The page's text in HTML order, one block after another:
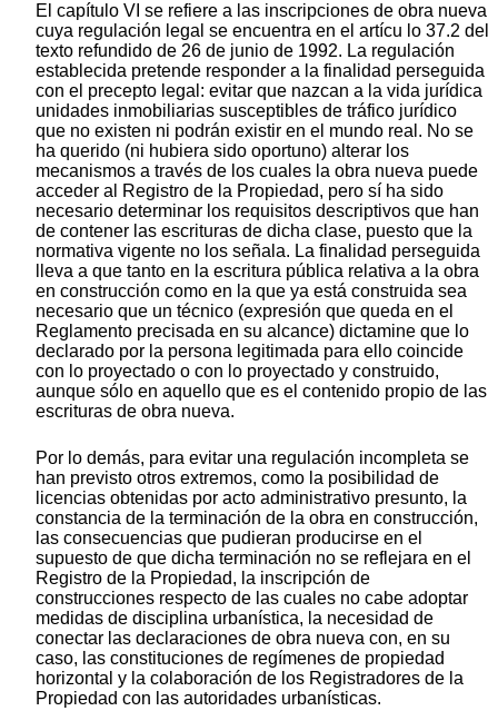
El capítulo VI se refiere a las inscripciones de obra nueva
cuya regulación legal se encuentra en el artícu lo 37.2 del
texto refundido de 26 de junio de 1992. La regulación
establecida pretende responder a la finalidad perseguida
con el precepto legal: evitar que nazcan a la vida jurídica
unidades inmobiliarias susceptibles de tráfico jurídico
que no existen ni podrán existir en el mundo real. No se
ha querido (ni hubiera sido oportuno) alterar los
mecanismos a través de los cuales la obra nueva puede
acceder al Registro de la Propiedad, pero sí ha sido
necesario determinar los requisitos descriptivos que han
de contener las escrituras de dicha clase, puesto que la
normativa vigente no los señala. La finalidad perseguida
lleva a que tanto en la escritura pública relativa a la obra
en construcción como en la que ya está construida sea
necesario que un técnico (expresión que queda en el
Reglamento precisada en su alcance) dictamine que lo
declarado por la persona legitimada para ello coincide
con lo proyectado o con lo proyectado y construido,
aunque sólo en aquello que es el contenido propio de las
escrituras de obra nueva.
Por lo demás, para evitar una regulación incompleta se
han previsto otros extremos, como la posibilidad de
licencias obtenidas por acto administrativo presunto, la
constancia de la terminación de la obra en construcción,
las consecuencias que pudieran producirse en el
supuesto de que dicha terminación no se reflejara en el
Registro de la Propiedad, la inscripción de
construcciones respecto de las cuales no cabe adoptar
medidas de disciplina urbanística, la necesidad de
conectar las declaraciones de obra nueva con, en su
caso, las constituciones de regímenes de propiedad
horizontal y la colaboración de los Registradores de la
Propiedad con las autoridades urbanísticas.